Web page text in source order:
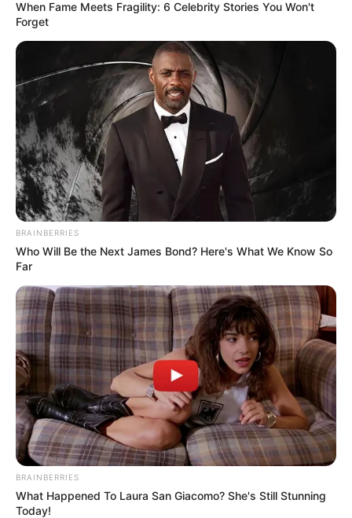
de café en una taza (mejor si es taza
tamaño familiar) deberás de seguir los
siguientes pasos:
Calienta la leche entera en una olla
a fuego medio. No la dejes hervir,
solo espera un poco antes de que
empiece la ebullición.
Cuando la leche esté lista, viértela
lentamente desde una buena
altura sobre el café. Este truco es el
crea esa espumita ligera y mezcla
homogéneamente los sabores.
Endulza al gusto (si te gusta dulce,
de preferencia utiliza la azúcar
morena.)
When Fame Meets Fragility: 6 Celebrity Stories You Won't
Forget
BRAINBERRIES
Who Will Be the Next James Bond? Here's What We Know So
Far
BRAINBERRIES
What Happened To Laura San Giacomo? She's Still Stunning
Today!